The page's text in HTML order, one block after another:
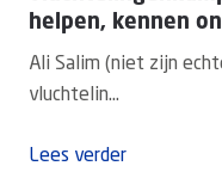
helpen, kennen
Ali Salim (niet zijn
vluchtelin...
Lees verder